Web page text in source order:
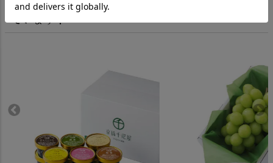
この商品を見た人は、こちらの商品もチェックし